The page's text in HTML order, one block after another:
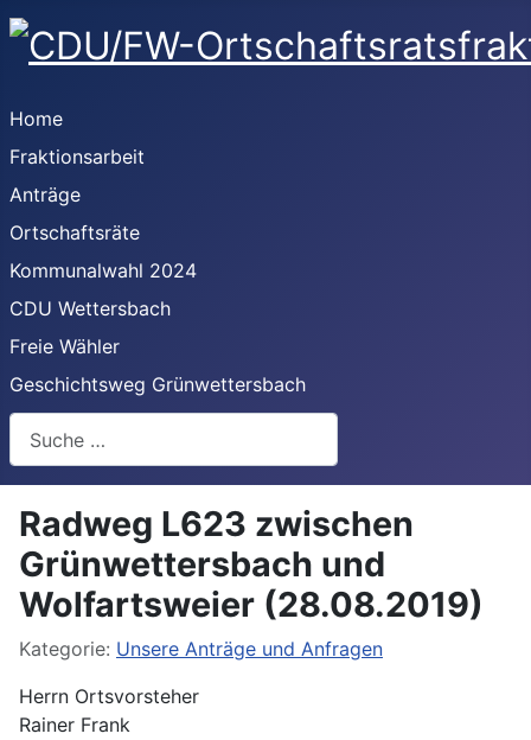
Home
Fraktionsarbeit
Anträge
Ortschaftsräte
Kommunalwahl 2024
CDU Wettersbach
Freie Wähler
Geschichtsweg Grünwettersbach
Radweg L623 zwischen
Grünwettersbach und
Wolfartsweier (28.08.2019)
Details
Kategorie: Unsere Anträge und Anfragen
Herrn Ortsvorsteher
Rainer Frank